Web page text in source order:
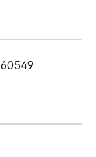
60549